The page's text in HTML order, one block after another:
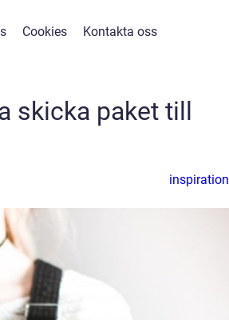
Cookies Kontakta oss
skicka paket till
inspiration